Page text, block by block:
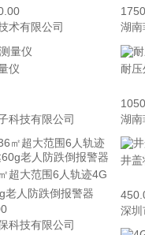
术有限公司
湖南
仪
科技有限公司
耐
湖南
超大范围6人轨迹4G
老人防跌倒报警器
科技有限公司
井
深圳